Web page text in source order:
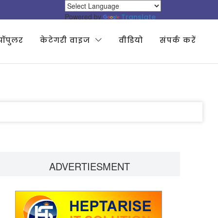
Powered by Translate
केटेगरी वाइज वीडियो संपर्क करें
ADVERTIESMENT